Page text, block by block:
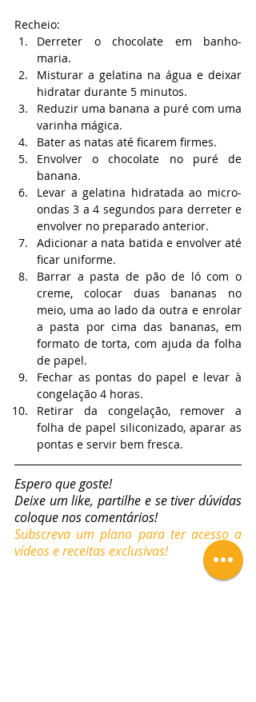
Recheio:
Derreter o chocolate em banho-
maria.
Misturar a gelatina na água e deixar
hidratar durante 5 minutos.
Reduzir uma banana a puré com uma
varinha mágica.
Bater as natas até ficarem firmes.
Envolver o chocolate no puré de
banana.
Levar a gelatina hidratada ao micro-
ondas 3 a 4 segundos para derreter e
envolver no preparado anterior.
Adicionar a nata batida e envolver até
ficar uniforme.
Barrar a pasta de pão de ló com o
creme, colocar duas bananas no
meio, uma ao lado da outra e enrolar
a pasta por cima das bananas, em
formato de torta, com ajuda da folha
de papel.
Fechar as pontas do papel e levar à
congelação 4 horas.
Retirar da congelação, remover a
folha de papel siliconizado, aparar as
pontas e servir bem fresca.
Espero que goste!
Deixe um like, partilhe e se tiver dúvidas
coloque nos comentários!
Subscreva um plano para ter acesso a
vídeos e receitas exclusivas!